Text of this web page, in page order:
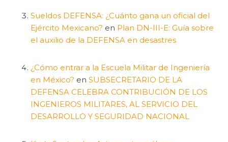
Sueldos DEFENSA: ¿Cuánto gana un oficial del
Ejército Mexicano? en Plan DN-III-E: Guía sobre
el auxilio de la DEFENSA en desastres
¿Cómo entrar a la Escuela Militar de Ingeniería
en México? en SUBSECRETARIO DE LA
DEFENSA CELEBRA CONTRIBUCIÓN DE LOS
INGENIEROS MILITARES, AL SERVICIO DEL
DESARROLLO Y SEGURIDAD NACIONAL